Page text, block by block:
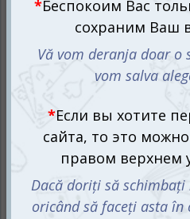
Большое дополнение
Планета (Not Alone)
альтернативную концовку
Существа.
Защити убежище,